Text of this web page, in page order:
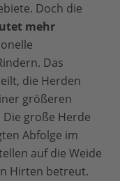
Doch die
mehr
Das
die Herden
größeren
große Herde
Abfolge im
auf die Weide
Hirten betreut.